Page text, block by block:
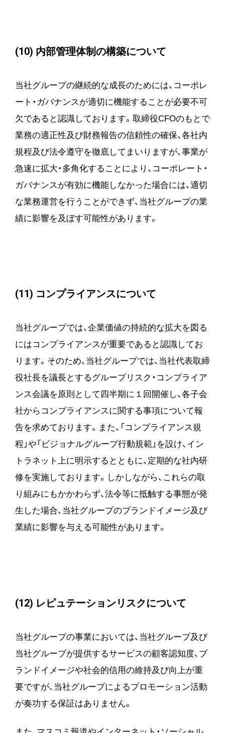
(10) 内部管理体制の構築について
当社グループの継続的な成長のためには、コーポレ
ート・ガバナンスが適切に機能することが必要不可
欠であると認識しております。取締役CFOのもとで
業務の適正性及び財務報告の信頼性の確保、各社内
規程及び法令遵守を徹底してまいりますが、事業が
急速に拡大・多角化することにより、コーポレート・
ガバナンスが有効に機能しなかった場合には、適切
な業務運営を行うことができず、当社グループの業
績に影響を及ぼす可能性があります。
(11) コンプライアンスについて
当社グループでは、企業価値の持続的な拡大を図る
にはコンプライアンスが重要であると認識してお
ります。そのため、当社グループでは、当社代表取締
役社長を議長とするグループリスク・コンプライア
ンス会議を原則として四半期に１回開催し、各子会
社からコンプライアンスに関する事項について報
告を求めております。また、「コンプライアンス規
程」や「ビジョナルグループ行動規範」を設け、イン
トラネット上に明示するとともに、定期的な社内研
修を実施しております。しかしながら、これらの取
り組みにもかかわらず、法令等に抵触する事態が発
生した場合、当社グループのブランドイメージ及び
業績に影響を与える可能性があります。
(12) レピュテーションリスクについて
当社グループの事業においては、当社グループ及び
当社グループが提供するサービスの顧客認知度、ブ
ランドイメージや社会的信用の維持及び向上が重
要ですが、当社グループによるプロモーション活動
が奏功する保証はありません。